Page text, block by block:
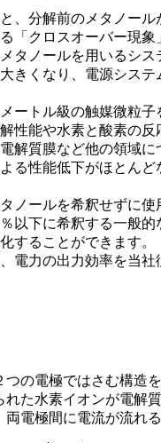
、分解前のメタノール
「クロスオーバー現
タノールを用いるシ
きくなり、電源シス
ートル級の触媒微粒子
性能や水素と酸素の
解質膜など他の領域
る性能低下がほとん
ノールを希釈せずに使
以下に希釈する一般
することができます。
電力の出力効率を当社
の電極ではさむ構造
た水素イオンが電解
電極間に電流が流れ